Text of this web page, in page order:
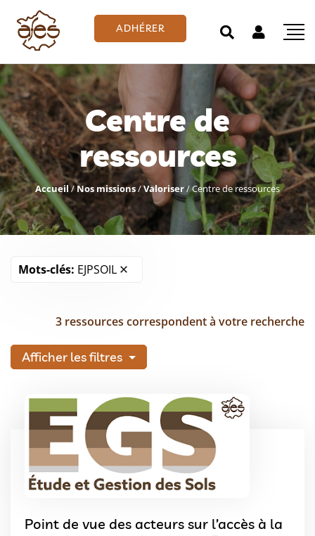
ADHÉRER
Centre de
ressources
Accueil/Nos missions/Valoriser/Centre de ressources
Mots-clés: EJPSOIL
3 ressources correspondent à votre recherche
Afficher les filtres
Point de vue des acteurs sur l’accès à la